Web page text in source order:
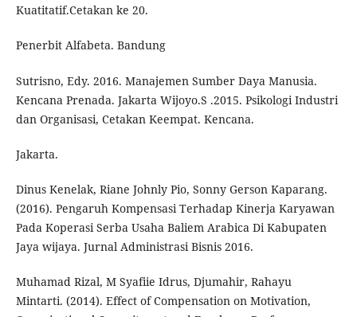
Kuatitatif.Cetakan ke 20.
Penerbit Alfabeta. Bandung
Sutrisno, Edy. 2016. Manajemen Sumber Daya Manusia.
Kencana Prenada. Jakarta Wijoyo.S .2015. Psikologi Industri
dan Organisasi, Cetakan Keempat. Kencana.
Jakarta.
Dinus Kenelak, Riane Johnly Pio, Sonny Gerson Kaparang.
(2016). Pengaruh Kompensasi Terhadap Kinerja Karyawan
Pada Koperasi Serba Usaha Baliem Arabica Di Kabupaten
Jaya wijaya. Jurnal Administrasi Bisnis 2016.
Muhamad Rizal, M Syafiie Idrus, Djumahir, Rahayu
Mintarti. (2014). Effect of Compensation on Motivation,